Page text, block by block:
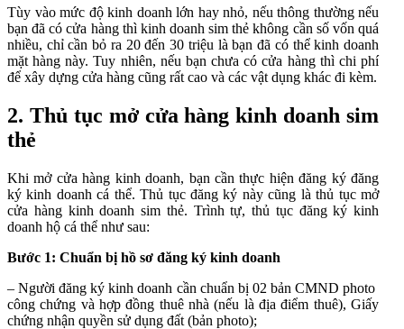
Tùy vào mức độ kinh doanh lớn hay nhỏ, nếu thông thường nếu
bạn đã có cửa hàng thì kinh doanh sim thẻ không cần số vốn quá
nhiều, chỉ cần bỏ ra 20 đến 30 triệu là bạn đã có thể kinh doanh
mặt hàng này. Tuy nhiên, nếu bạn chưa có cửa hàng thì chi phí
để xây dựng cửa hàng cũng rất cao và các vật dụng khác đi kèm.
2. Thủ tục mở cửa hàng kinh doanh sim
thẻ
Khi mở cửa hàng kinh doanh, bạn cần thực hiện đăng ký đăng
ký kinh doanh cá thể. Thủ tục đăng ký này cũng là thủ tục mở
cửa hàng kinh doanh sim thẻ. Trình tự, thủ tục đăng ký kinh
doanh hộ cá thể như sau:
Bước 1: Chuẩn bị hồ sơ đăng ký kinh doanh
– Người đăng ký kinh doanh cần chuẩn bị 02 bản CMND photo
công chứng và hợp đồng thuê nhà (nếu là địa điểm thuê), Giấy
chứng nhận quyền sử dụng đất (bản photo);